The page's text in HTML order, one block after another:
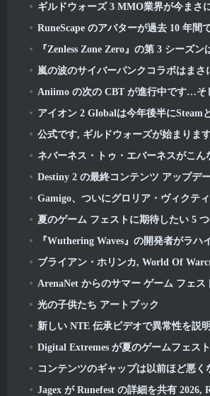
ギルドウォーズ 3 MMO業界が今まさに必要として
RuneScape のアバターが過去 10 年間で最大のビジュアルアップ
『Zenless Zone Zero』の第 3 シーズンは、天空のバンブー島への旅から始まります
嵐の波のサイバーパンクコラボはまさに私がビデオゲームのクロスオーバー
Aniimo の次の CBT が進行中です…そして, 正式
アイオン 2 Globalは今年後半にSteam
公式です, ギルドウォーズが始まりま
ネバーネス・トゥ・エバーネスがこんなに早くポルシェコラボガチャをやるのは間違いだったかも
Destiny 2 の最終コンテンツ アップデートのトレーラー
Gamigo、ついにグロリア・ヴィクティスの復帰日を明らか
夏のゲーム フェストに期待したい 5 つの基
『Wuthering Waves』の開発者がラハイとロイのメカ戦闘シ
ブライアン・ホリンカ, World Of Warcraft の元 PvP デザイン スペシャリスト, リーグ・
ArenaNet からのサマー ゲーム フェス
光の子供たち アートブック
新しい NTE 伝承ビデオで異常性を説明, 待って, そして、ある「秘密
Digital Extremes が夏のゲームフェス
コンテンツのギャップは以前ほど悪く
Jagex が Runefest の詳細を共有 2026, RuneScape IP の